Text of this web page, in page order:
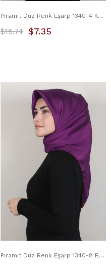
Piramit Düz Renk Eşarp 1340-4 Koyu Pudra
$7.35
$15.74
Piramit Düz Renk Eşarp 1340-8 Begonvil